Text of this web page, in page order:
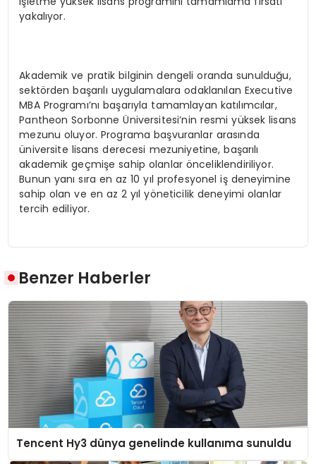
yakalıyor.
Akademik ve pratik bilginin dengeli oranda sunulduğu,
sektörden başarılı uygulamalara odaklanılan Executive
MBA Programı’nı başarıyla tamamlayan katılımcılar,
Pantheon Sorbonne Üniversitesi’nin resmi yüksek lisans
mezunu oluyor. Programa başvuranlar arasında
üniversite lisans derecesi mezuniyetine, başarılı
akademik geçmişe sahip olanlar önceliklendiriliyor.
Bunun yanı sıra en az 10 yıl profesyonel iş deneyimine
sahip olan ve en az 2 yıl yöneticilik deneyimi olanlar
tercih ediliyor.
Benzer Haberler
Tencent Hy3 dünya genelinde kullanıma sunuldu